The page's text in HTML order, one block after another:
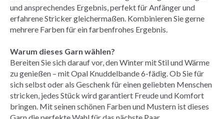
und ansprechendes Ergebnis, perfekt für Anfänger und
erfahrene Stricker gleichermaßen. Kombinieren Sie gerne
mehrere Farben für ein farbenfrohes Ergebnis.
Warum dieses Garn wählen?
Bereiten Sie sich darauf vor, den Winter mit Stil und Wärme
zu genießen – mit Opal Knuddelbande 6-fädig. Ob Sie für
sich selbst oder als Geschenk für einen geliebten Menschen
stricken, jedes Stück wird garantiert Freude und Komfort
bringen. Mit seinen schönen Farben und Mustern ist dieses